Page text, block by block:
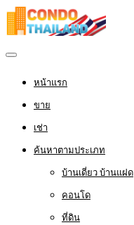
หน้าแรก
ขาย
เช่า
ค้นหาตามประเภท
บ้านเดี่ยว บ้านแฝด
คอนโด
ที่ดิน